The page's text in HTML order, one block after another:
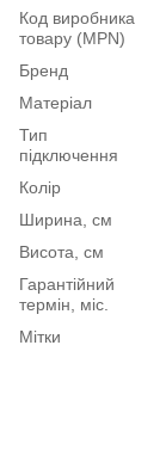
Код виробника
товару (MPN)
Бренд
Матеріал
Тип
підключення
Колір
Ширина, см
Висота, см
Гарантійний
термін, міс.
Мітки